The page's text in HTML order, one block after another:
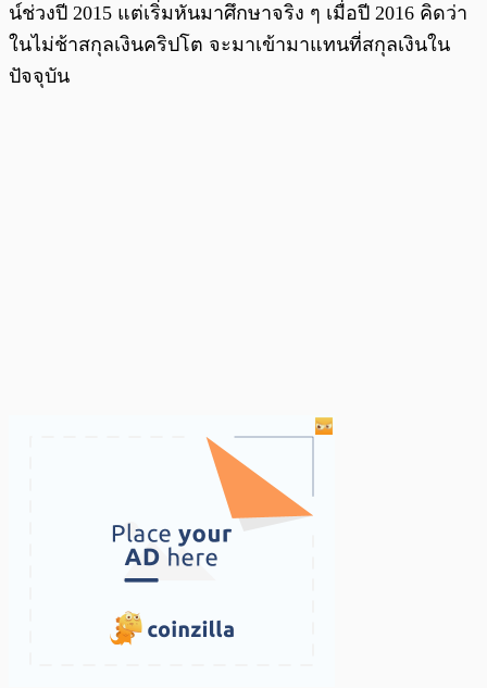
น์ช่วงปี 2015 แต่เริ่มหันมาศึกษาจริง ๆ เมื่อปี 2016 คิดว่า
ในไม่ช้าสกุลเงินคริปโต จะมาเข้ามาแทนที่สกุลเงินใน
ปัจจุบัน